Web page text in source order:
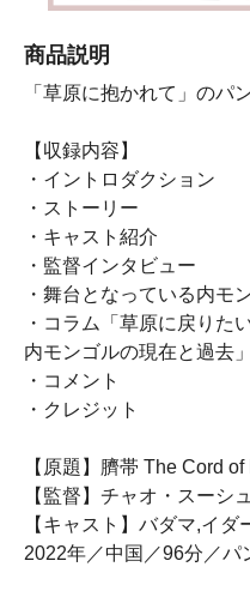
商品説明
「草原に抱かれて」のパ
【収録内容】
・イントロダクション
・ストーリー
・キャスト紹介
・監督インタビュー
・舞台となっている内モ
・コラム「草原に戻りた
内モンゴルの現在と過去
・コメント
・クレジット
【原題】臍帯 The Cord of
【監督】チャオ・スーシ
【キャスト】バダマ,イダ
2022年／中国／96分／パ